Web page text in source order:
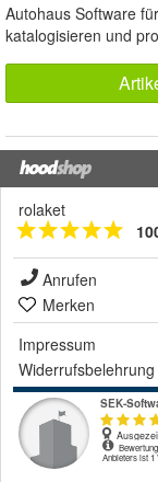
Autohaus Software
katalogisieren und
rolaket
Anrufen
Merken
Impressum
Widerrufsbelehrung